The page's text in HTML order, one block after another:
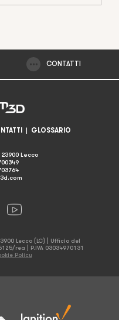
CONTATTI
| GLOSSARIO
Lecco
Lecco (LC) | Ufficio del
rea | P.IVA 03034970131
Policy